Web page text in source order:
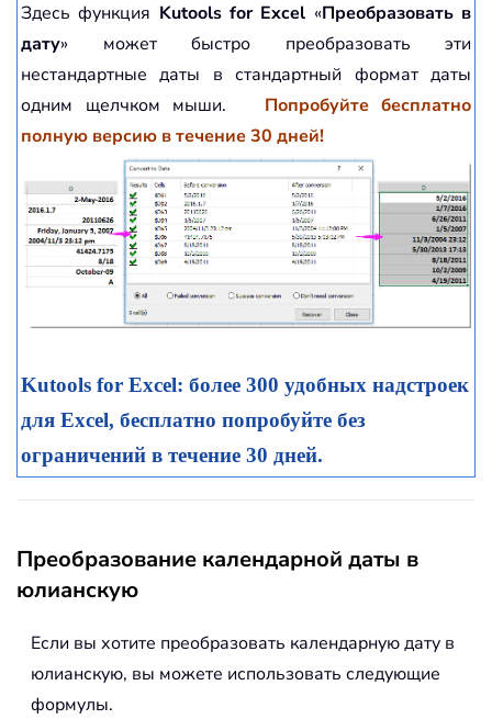
Здесь функция Kutools for Excel «Преобразовать в
дату» может быстро преобразовать эти
нестандартные даты в стандартный формат даты
одним щелчком мыши. Попробуйте бесплатно
полную версию в течение 30 дней!
Kutools for Excel: более 300 удобных надстроек
для Excel, бесплатно попробуйте без
ограничений в течение 30 дней.
Преобразование календарной даты в
юлианскую
Если вы хотите преобразовать календарную дату в
юлианскую, вы можете использовать следующие
формулы.